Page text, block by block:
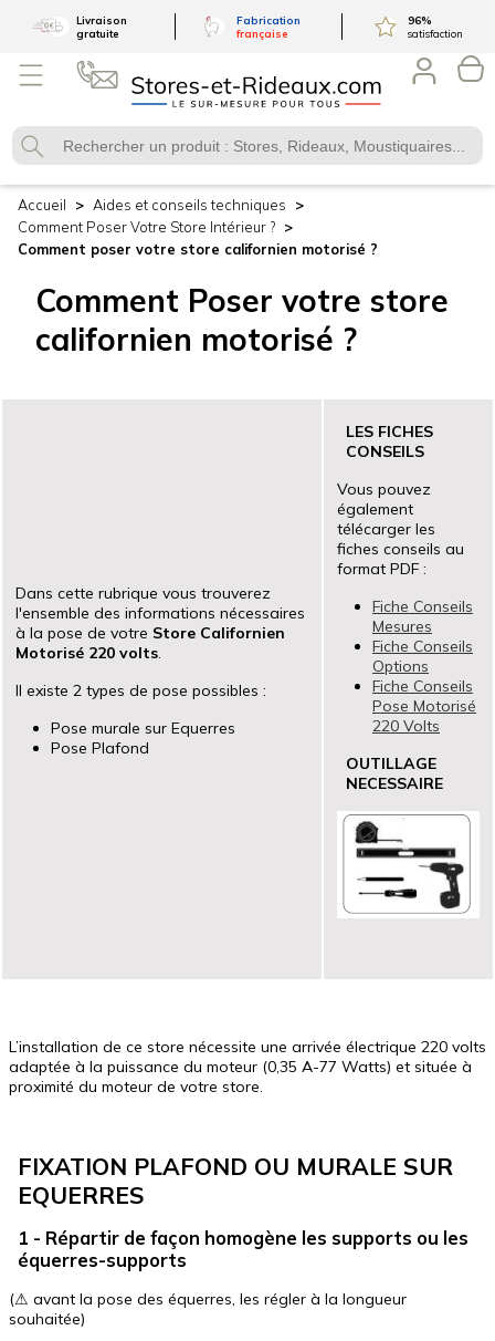
Livraison
gratuite
Fabrication
française
96%
satisfaction
Accueil
Aides et conseils techniques
Comment Poser Votre Store Intérieur ?
Comment poser votre store californien motorisé ?
Comment Poser votre store
californien motorisé ?
Dans cette rubrique vous trouverez
l'ensemble des informations nécessaires
à la pose de votre Store Californien
Motorisé 220 volts
Il existe 2 types de pose possibles :
Pose murale sur Equerres
Pose Plafond
LES FICHES
CONSEILS
Vous pouvez
également
télécarger les
fiches conseils au
format PDF :
Fiche Conseils
Mesures
Fiche Conseils
Options
Fiche Conseils
Pose Motorisé
220 Volts
OUTILLAGE
NECESSAIRE
L’installation de ce store nécessite une arrivée électrique 220 volts
adaptée à la puissance du moteur (0,35 A-77 Watts) et située à
proximité du moteur de votre store.
FIXATION PLAFOND OU MURALE SUR
EQUERRES
1 - Répartir de façon homogène les supports ou les
équerres-supports
(⚠ avant la pose des équerres, les régler à la longueur
souhaitée)